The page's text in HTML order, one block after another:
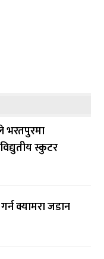
भरतपुरमा
स्कुटर
क्यामरा जडान